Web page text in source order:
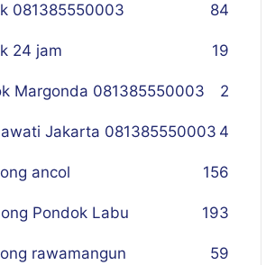
081385550003 84
24 jam 19
Margonda 081385550003 2
Jakarta 081385550003 4
ancol 156
Pondok Labu 193
rawamangun 59